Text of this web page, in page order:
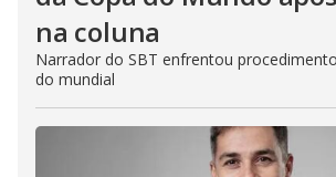
na coluna
Narrador do SBT enfrentou
do mundial